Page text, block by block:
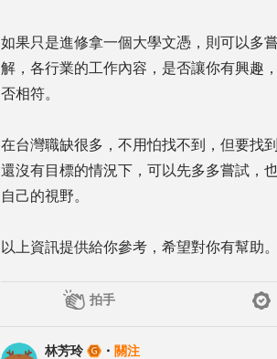
如果只是進修拿一個大學文憑，則可以多
解，各行業的工作內容，是否讓你有興趣
否相符。
在台灣職缺很多，不用怕找不到，但要找
還沒有目標的情況下，可以先多多嘗試，
自己的視野。
以上資訊提供給你參考，希望對你有幫助。
拍手
林芳玲 ・ 關注